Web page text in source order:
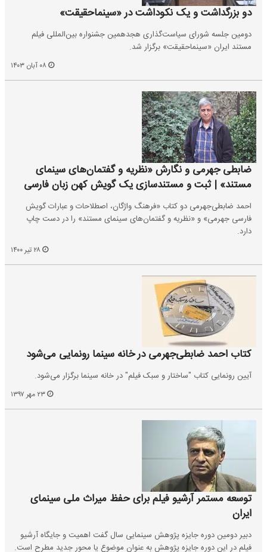
دو بزرگداشت و یک نکوداشت در «سینماحقیقت»
دومین جلسه شورای سیاست‌گذاری هجدهمین جشنواره بین‌المللی فیلم
مستند ایران «سینماحقیقت» برگزار شد.
ضابطی‌ جهرمی و نگارش «نظریه و گفتمان‌های سینمای
مستند» | ثبت و مستندسازی یک گویش کهن زبان فارسی
احمد ضابطی‌جهرمی دو کتاب «فرهنگ واژگان، اصطلاحات و عبارات گویش
فارسی جهرمی» و «نظریه و گفتمان‌های سینمای مستند» را در دست چاپ
دارد.
کتاب احمد ضابطی‌جهرمی در خانه سینما رونمایی می‌شود
آیین رونمایی کتاب "ساختار و سبک فیلم" در خانه سینما برگزار می‌شود.
توسعه مستمر آرشیو فیلم برای حفظ میراث ملی سینمای
ایران
دبیر دومین دوره جایزه پژوهش سینمایی سال گفت اهمیت و جایگاه آرشیو
فیلم در این دوره جایزه پژوهش به عنوان موضوع یا محور جدید مطرح است.